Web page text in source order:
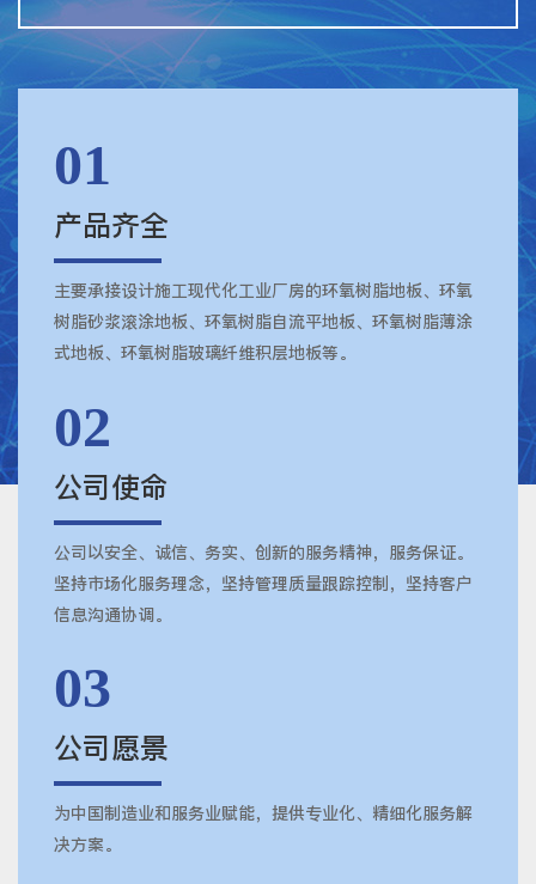
01
产品齐全
主要承接设计施工现代化工业厂房的环氧树脂地板、环氧
树脂砂浆滚涂地板、环氧树脂自流平地板、环氧树脂薄涂
式地板、环氧树脂玻璃纤维积层地板等。
02
公司使命
公司以安全、诚信、务实、创新的服务精神，服务保证。
坚持市场化服务理念，坚持管理质量跟踪控制，坚持客户
信息沟通协调。
03
公司愿景
为中国制造业和服务业赋能，提供专业化、精细化服务解
决方案。